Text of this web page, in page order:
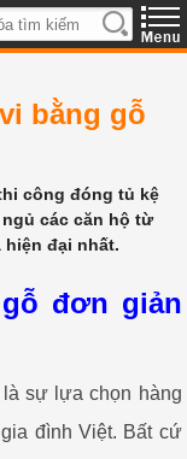
bằng gỗ
công đóng tủ kệ
các căn hộ từ
hiện đại nhất.
đơn giản
là sự lựa chọn hàng
đình Việt. Bất cứ